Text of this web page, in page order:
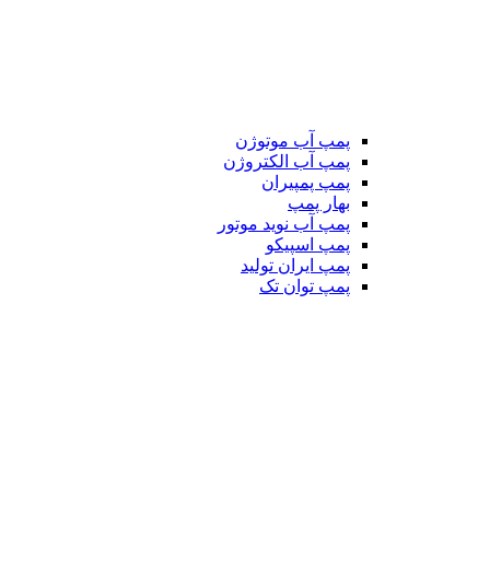
پمپ آب موتوژن
پمپ آب الکتروژن
پمپ پمپیران
بهار پمپ
پمپ آب نوید موتور
پمپ اسپیکو
پمپ ایران تولید
پمپ توان تک